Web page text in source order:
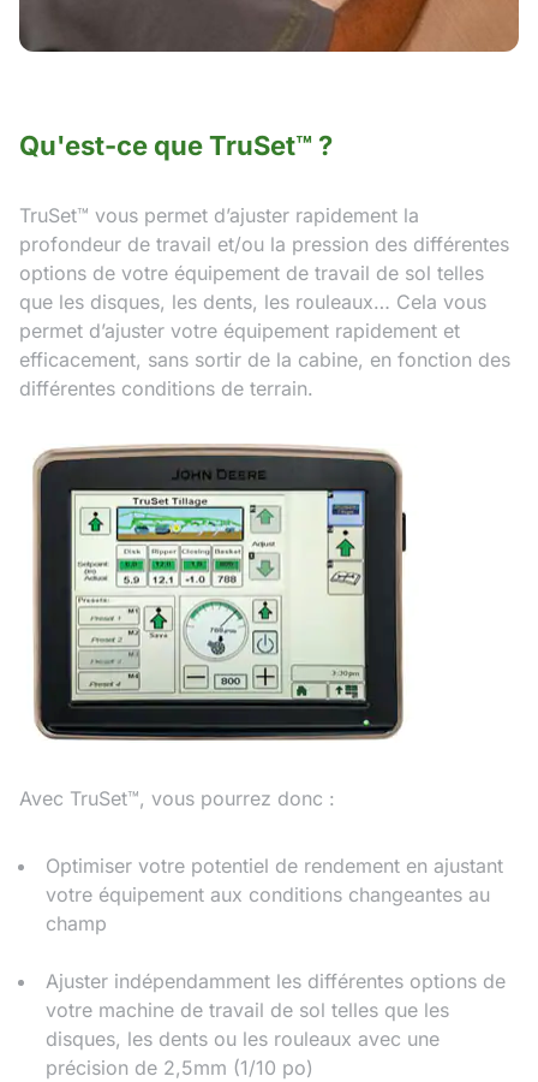
Qu'est-ce que TruSet™ ?
TruSet™ vous permet d’ajuster rapidement la
profondeur de travail et/ou la pression des différentes
options de votre équipement de travail de sol telles
que les disques, les dents, les rouleaux… Cela vous
permet d’ajuster votre équipement rapidement et
efficacement, sans sortir de la cabine, en fonction des
différentes conditions de terrain.
Avec TruSet™, vous pourrez donc :
Optimiser votre potentiel de rendement en ajustant
votre équipement aux conditions changeantes au
champ
Ajuster indépendamment les différentes options de
votre machine de travail de sol telles que les
disques, les dents ou les rouleaux avec une
précision de 2,5mm (1/10 po)